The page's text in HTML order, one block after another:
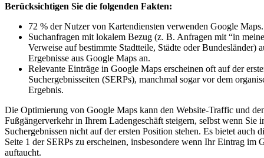
Berücksichtigen Sie die folgenden Fakten:
72 % der Nutzer von Kartendiensten verwenden Google Maps.
Suchanfragen mit lokalem Bezug (z. B. Anfragen mit “in
Verweise auf bestimmte Stadtteile, Städte oder Bundesländer)
Ergebnisse aus Google Maps an.
Relevante Einträge in Google Maps erscheinen oft auf der
Suchergebnisseiten (SERPs), manchmal sogar vor dem
Ergebnis.
Die Optimierung von Google Maps kann den Website-Traffic und
Fußgängerverkehr in Ihrem Ladengeschäft steigern, selbst wenn Sie
Suchergebnissen nicht auf der ersten Position stehen. Es bietet auch
Seite 1 der SERPs zu erscheinen, insbesondere wenn Ihr Eintrag im
auftaucht.